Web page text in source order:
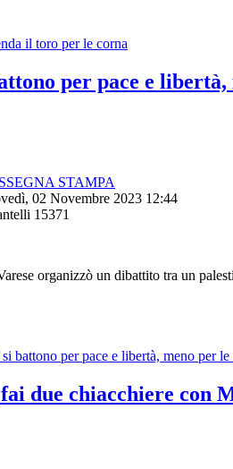
il toro per le corna
per pace e
STAMPA
02 Novembre 2023 12:44
15371
organizzò un dibattito tra un
battono per pace e libertà, meno per le
due chiacchiere con